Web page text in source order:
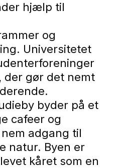
hjælp til
og
Universitetet
der gør det nemt
byder på et
cafeer og
adgang til
natur. Byen er
kåret som en